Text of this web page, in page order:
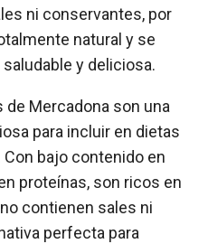
ni conservantes, por
natural y se
y deliciosa.
de Mercadona son una
para incluir en dietas
bajo contenido en
proteínas, son ricos en
contienen sales ni
perfecta para